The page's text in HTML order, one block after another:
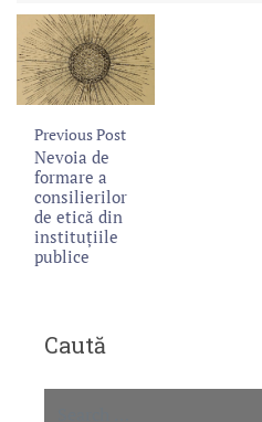
Previous Post
Nevoia de
formare a
consilierilor
de etică din
instituţiile
publice
Caută